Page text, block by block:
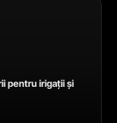
pentru irigații și